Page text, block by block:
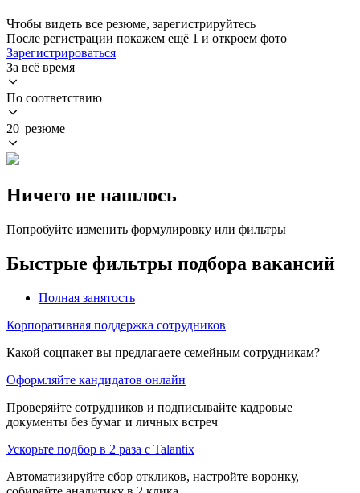
Чтобы видеть все резюме, зарегистрируйтесь
После регистрации покажем ещё 1 и откроем фото
Зарегистрироваться
За всё время
По соответствию
20 резюме
Ничего не нашлось
Попробуйте изменить формулировку или фильтры
Быстрые фильтры подбора вакансий
Полная занятость
Корпоративная поддержка сотрудников
Какой соцпакет вы предлагаете семейным сотрудникам?
Оформляйте кандидатов онлайн
Проверяйте сотрудников и подписывайте кадровые
документы без бумаг и личных встреч
Ускорьте подбор в 2 раза с Talantix
Автоматизируйте сбор откликов, настройте воронку,